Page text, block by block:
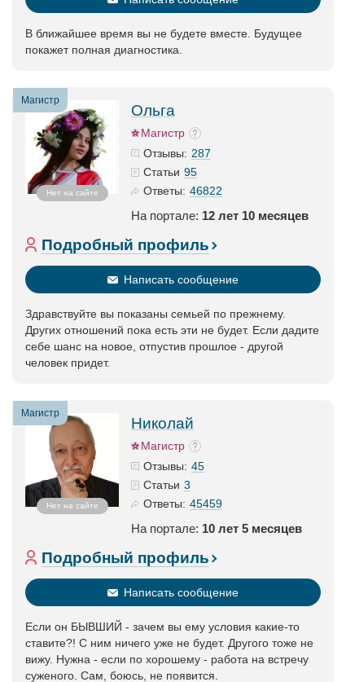
В ближайшее время вы не будете вместе. Будущее
покажет полная диагностика.
Магистр
Нет на сайте
Ольга
Магистр
Отзывы: 287
Статьи 95
Ответы: 46822
На портале: 12 лет 10 месяцев
Подробный профиль
Написать сообщение
Здравствуйте вы показаны семьей по прежнему.
Других отношений пока есть эти не будет. Если дадите
себе шанс на новое, отпустив прошлое - другой
человек придет.
Магистр
Нет на сайте
Николай
Магистр
Отзывы: 45
Статьи 3
Ответы: 45459
На портале: 10 лет 5 месяцев
Подробный профиль
Написать сообщение
Если он БЫВШИЙ - зачем вы ему условия какие-то
ставите?! С ним ничего уже не будет. Другого тоже не
вижу. Нужна - если по хорошему - работа на встречу
суженого. Сам, боюсь, не появится.